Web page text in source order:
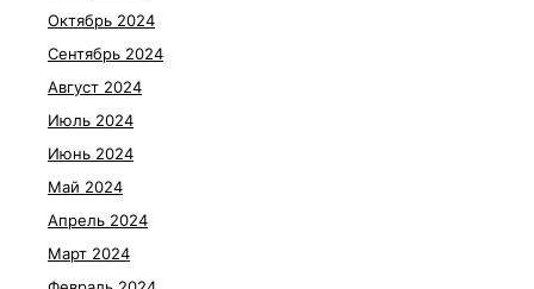
Октябрь 2024
Сентябрь 2024
Август 2024
Июль 2024
Июнь 2024
Май 2024
Апрель 2024
Март 2024